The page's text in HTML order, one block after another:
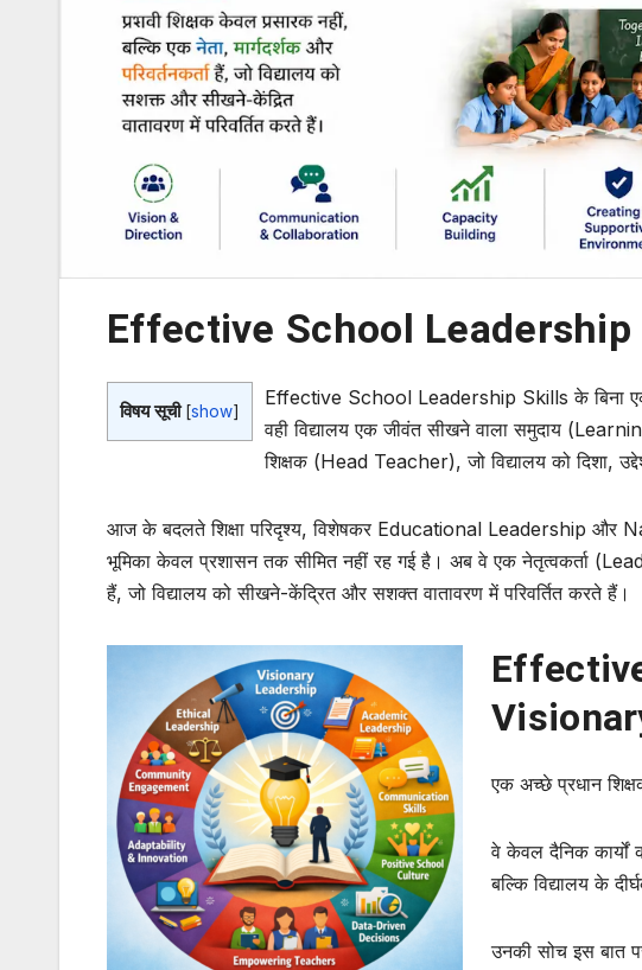
Effective School
विषय सूची [show]
Effective School Leadership Skills के बिना
वही विद्यालय एक जीवंत सीखने वाला समुदाय
शिक्षक (Head Teacher), जो विद्यालय को दिशा,
आज के बदलते शिक्षा परिदृश्य, विशेषकर Educational Leadership और
भूमिका केवल प्रशासन तक सीमित नहीं रह गई है। अब वे एक नेतृत्वकर्ता
हैं, जो विद्यालय को सीखने-केंद्रित और सशक्त वातावरण में परिवर्तित करते हैं।
एक अच्छे प्रधान
वे केवल दैनिक कार्यों
बल्कि विद्यालय के
उनकी सोच इस बात